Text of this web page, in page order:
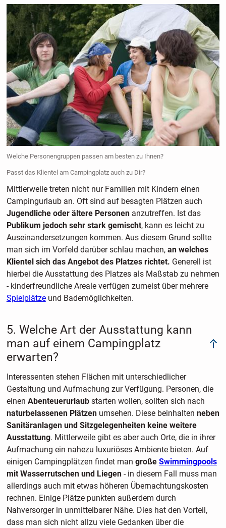
Welche Personengruppen passen am besten zu Ihnen?
Passt das Klientel am Campingplatz auch zu Dir?
Mittlerweile treten nicht nur Familien mit Kindern einen
Campingurlaub an. Oft sind auf besagten Plätzen auch
Jugendliche oder ältere Personenanzutreffen. Ist das
Publikum jedoch sehr stark gemischt, kann es leicht zu
Auseinandersetzungen kommen. Aus diesem Grund sollte
man sich im Vorfeld darüber schlau machen, an welches
Klientel sich das Angebot des Platzes richtet. Generell ist
hierbei die Ausstattung des Platzes als Maßstab zu nehmen
- kinderfreundliche Areale verfügen zumeist über mehrere
Spielplätzeund Bademöglichkeiten.
5. Welche Art der Ausstattung kann
man auf einem Campingplatz
erwarten?
Interessenten stehen Flächen mit unterschiedlicher
Gestaltung und Aufmachung zur Verfügung. Personen, die
einen Abenteuerurlaub starten wollen, sollten sich nach
naturbelassenen Plätzenumsehen. Diese beinhalten neben
Sanitäranlagen und Sitzgelegenheiten keine weitere
Ausstattung. Mittlerweile gibt es aber auch Orte, die in ihrer
Aufmachung ein nahezu luxuriöses Ambiente bieten. Auf
einigen Campingplätzen findet man große Swimmingpools
mit Wasserrutschen und Liegen - in diesem Fall muss man
allerdings auch mit etwas höheren Übernachtungskosten
rechnen. Einige Plätze punkten außerdem durch
Nahversorger in unmittelbarer Nähe. Dies hat den Vorteil,
dass man sich nicht allzu viele Gedanken über die